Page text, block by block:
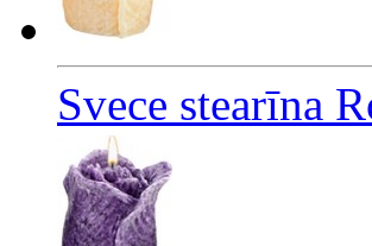
Svece stearīna